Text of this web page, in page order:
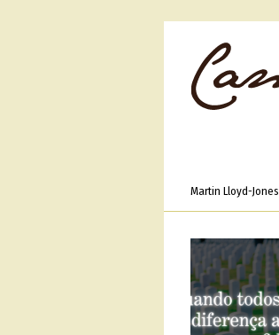
Martin Lloyd-Jones